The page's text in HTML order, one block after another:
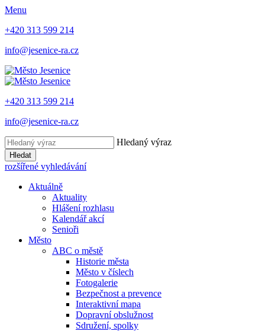
Menu
+420 313 599 214
info@jesenice-ra.cz
+420 313 599 214
info@jesenice-ra.cz
Hledaný výraz
Hledat
rozšířené vyhledávání
Aktuálně
Aktuality
Hlášení rozhlasu
Kalendář akcí
Senioři
Město
ABC o městě
Historie města
Město v číslech
Fotogalerie
Bezpečnost a prevence
Interaktivní mapa
Dopravní obslužnost
Sdružení, spolky